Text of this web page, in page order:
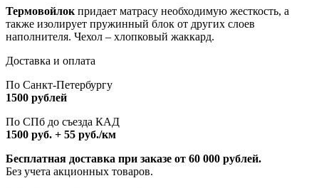
Термовойлок придает матрасу необходимую жесткость, а
также изолирует пружинный блок от других слоев
наполнителя. Чехол – хлопковый жаккард.
Доставка и оплата
По Санкт-Петербургу
1500 рублей
По СПб до съезда КАД
1500 руб. + 55 руб./км
Бесплатная доставка при заказе от 60 000 рублей.
Без учета акционных товаров.